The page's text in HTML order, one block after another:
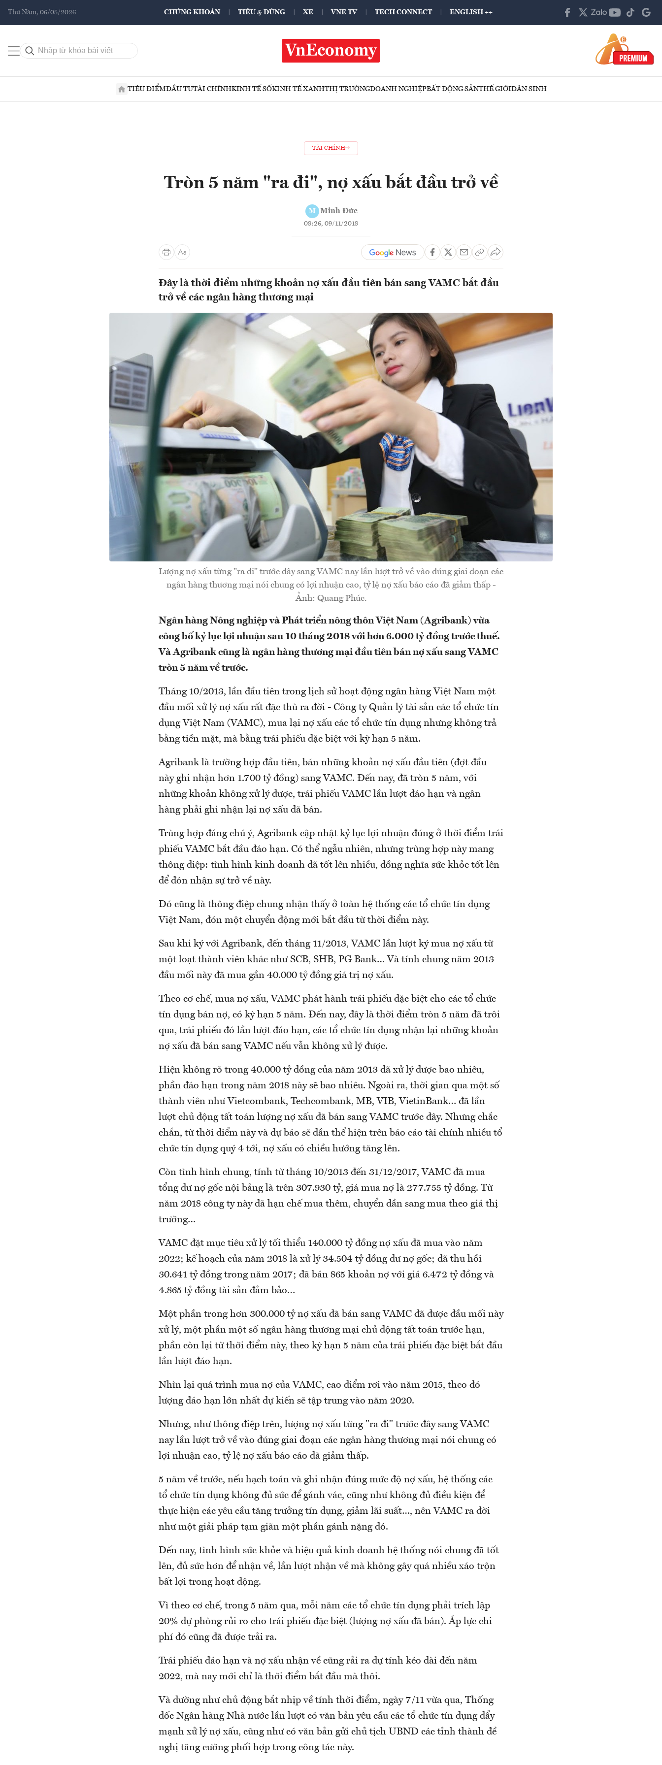
Thứ Năm, 06/08/2026 CHỨNG KHOÁN TIÊU & DÙNG XE VNE TV TECH CONNECT ENGLISH ++
TIÊU ĐIỂMĐẦU TƯTÀI CHÍNHKINH TẾ SỐKINH TẾ XANHTHỊ TRƯỜNGDOANH NGHIỆPBẤT ĐỘNG SẢNTHẾ GIỚIDÂN SINH
TÀI CHÍNH
Tròn 5 năm "ra đi", nợ xấu bắt đầu trở về
M Minh Đức
08:26, 09/11/2018
Đây là thời điểm những khoản nợ xấu đầu tiên bán sang VAMC bắt đầu
trở về các ngân hàng thương mại
Lượng nợ xấu từng "ra đi" trước đây sang VAMC nay lần lượt trở về vào đúng giai đoạn các
ngân hàng thương mại nói chung có lợi nhuận cao, tỷ lệ nợ xấu báo cáo đã giảm thấp -
Ảnh: Quang Phúc.
Ngân hàng Nông nghiệp và Phát triển nông thôn Việt Nam (Agribank) vừa
công bố kỷ lục lợi nhuận sau 10 tháng 2018 với hơn 6.000 tỷ đồng trước thuế.
Và Agribank cũng là ngân hàng thương mại đầu tiên bán nợ xấu sang VAMC
tròn 5 năm về trước.
Tháng 10/2013, lần đầu tiên trong lịch sử hoạt động ngân hàng Việt Nam một
đầu mối xử lý nợ xấu rất đặc thù ra đời - Công ty Quản lý tài sản các tổ chức tín
dụng Việt Nam (VAMC), mua lại nợ xấu các tổ chức tín dụng nhưng không trả
bằng tiền mặt, mà bằng trái phiếu đặc biệt với kỳ hạn 5 năm.
Agribank là trường hợp đầu tiên, bán những khoản nợ xấu đầu tiên (đợt đầu
này ghi nhận hơn 1.700 tỷ đồng) sang VAMC. Đến nay, đã tròn 5 năm, với
những khoản không xử lý được, trái phiếu VAMC lần lượt đáo hạn và ngân
hàng phải ghi nhận lại nợ xấu đã bán.
Trùng hợp đáng chú ý, Agribank cập nhật kỷ lục lợi nhuận đúng ở thời điểm trái
phiếu VAMC bắt đầu đáo hạn. Có thể ngẫu nhiên, nhưng trùng hợp này mang
thông điệp: tình hình kinh doanh đã tốt lên nhiều, đồng nghĩa sức khỏe tốt lên
để đón nhận sự trở về này.
Đó cũng là thông điệp chung nhận thấy ở toàn hệ thống các tổ chức tín dụng
Việt Nam, đón một chuyển động mới bắt đầu từ thời điểm này.
Sau khi ký với Agribank, đến tháng 11/2013, VAMC lần lượt ký mua nợ xấu từ
một loạt thành viên khác như SCB, SHB, PG Bank… Và tính chung năm 2013
đầu mối này đã mua gần 40.000 tỷ đồng giá trị nợ xấu.
Theo cơ chế, mua nợ xấu, VAMC phát hành trái phiếu đặc biệt cho các tổ chức
tín dụng bán nợ, có kỳ hạn 5 năm. Đến nay, đây là thời điểm tròn 5 năm đã trôi
qua, trái phiếu đó lần lượt đáo hạn, các tổ chức tín dụng nhận lại những khoản
nợ xấu đã bán sang VAMC nếu vẫn không xử lý được.
Hiện không rõ trong 40.000 tỷ đồng của năm 2013 đã xử lý được bao nhiêu,
phần đáo hạn trong năm 2018 này sẽ bao nhiêu. Ngoài ra, thời gian qua một số
thành viên như Vietcombank, Techcombank, MB, VIB, VietinBank… đã lần
lượt chủ động tất toán lượng nợ xấu đã bán sang VAMC trước đây. Nhưng chắc
chắn, từ thời điểm này và dự báo sẽ dần thể hiện trên báo cáo tài chính nhiều tổ
chức tín dụng quý 4 tới, nợ xấu có chiều hướng tăng lên.
Còn tình hình chung, tính từ tháng 10/2013 đến 31/12/2017, VAMC đã mua
tổng dư nợ gốc nội bảng là trên 307.930 tỷ, giá mua nợ là 277.755 tỷ đồng. Từ
năm 2018 công ty này đã hạn chế mua thêm, chuyển dần sang mua theo giá thị
trường…
VAMC đặt mục tiêu xử lý tối thiểu 140.000 tỷ đồng nợ xấu đã mua vào năm
2022; kế hoạch của năm 2018 là xử lý 34.504 tỷ đồng dư nợ gốc; đã thu hồi
30.641 tỷ đồng trong năm 2017; đã bán 865 khoản nợ với giá 6.472 tỷ đồng và
4.865 tỷ đồng tài sản đảm bảo…
Một phần trong hơn 300.000 tỷ nợ xấu đã bán sang VAMC đã được đầu mối này
xử lý, một phần một số ngân hàng thương mại chủ động tất toán trước hạn,
phần còn lại từ thời điểm này, theo kỳ hạn 5 năm của trái phiếu đặc biệt bắt đầu
lần lượt đáo hạn.
Nhìn lại quá trình mua nợ của VAMC, cao điểm rơi vào năm 2015, theo đó
lượng đáo hạn lớn nhất dự kiến sẽ tập trung vào năm 2020.
Nhưng, như thông điệp trên, lượng nợ xấu từng "ra đi" trước đây sang VAMC
nay lần lượt trở về vào đúng giai đoạn các ngân hàng thương mại nói chung có
lợi nhuận cao, tỷ lệ nợ xấu báo cáo đã giảm thấp.
5 năm về trước, nếu hạch toán và ghi nhận đúng mức độ nợ xấu, hệ thống các
tổ chức tín dụng không đủ sức để gánh vác, cũng như không đủ điều kiện để
thực hiện các yêu cầu tăng trưởng tín dụng, giảm lãi suất…, nên VAMC ra đời
như một giải pháp tạm giãn một phần gánh nặng đó.
Đến nay, tình hình sức khỏe và hiệu quả kinh doanh hệ thống nói chung đã tốt
lên, đủ sức hơn để nhận về, lần lượt nhận về mà không gây quá nhiều xáo trộn
bất lợi trong hoạt động.
Vì theo cơ chế, trong 5 năm qua, mỗi năm các tổ chức tín dụng phải trích lập
20% dự phòng rủi ro cho trái phiếu đặc biệt (lượng nợ xấu đã bán). Áp lực chi
phí đó cũng đã được trải ra.
Trái phiếu đáo hạn và nợ xấu nhận về cũng rải ra dự tính kéo dài đến năm
2022, mà nay mới chỉ là thời điểm bắt đầu mà thôi.
Và dường như chủ động bắt nhịp về tính thời điểm, ngày 7/11 vừa qua, Thống
đốc Ngân hàng Nhà nước lần lượt có văn bản yêu cầu các tổ chức tín dụng đẩy
mạnh xử lý nợ xấu, cũng như có văn bản gửi chủ tịch UBND các tỉnh thành đề
nghị tăng cường phối hợp trong công tác này.